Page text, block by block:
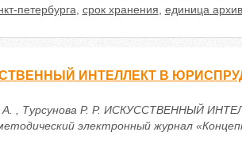
петербурга срок хранения единица
ИНТЕЛЛЕКТ В
А. , Турсунова Р. Р. ИСКУССТВЕННЫЙ
электронный журнал